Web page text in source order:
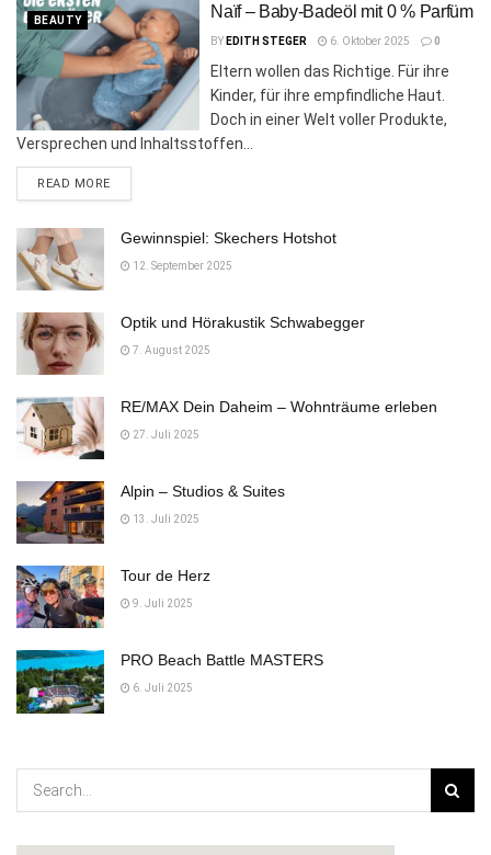
BEAUTY Naïf – Baby-Badeöl mit 0 % Parfüm
BY EDITH STEGER 6. Oktober 2025 0
Eltern wollen das Richtige. Für ihre
Kinder, für ihre empfindliche Haut.
Doch in einer Welt voller Produkte,
Versprechen und Inhaltsstoffen...
READ MOREDETAILS
Gewinnspiel: Skechers Hotshot
12. September 2025
Optik und Hörakustik Schwabegger
7. August 2025
RE/MAX Dein Daheim – Wohnträume erleben
27. Juli 2025
Alpin – Studios & Suites
13. Juli 2025
Tour de Herz
9. Juli 2025
PRO Beach Battle MASTERS
6. Juli 2025